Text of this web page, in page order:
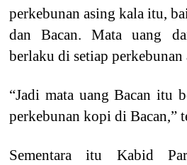
perkebunan asing kala itu,
dan Bacan. Mata uang
berlaku di setiap perkebunan
“Jadi mata uang Bacan itu
perkebunan kopi di Bacan,”
Sementara itu Kabid